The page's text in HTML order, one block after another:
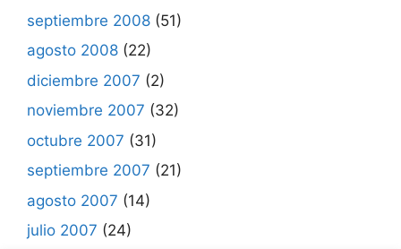
septiembre 2008 (51)
agosto 2008 (22)
diciembre 2007 (2)
noviembre 2007 (32)
octubre 2007 (31)
septiembre 2007 (21)
agosto 2007 (14)
julio 2007 (24)